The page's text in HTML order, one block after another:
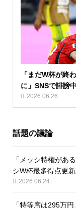
「まだW杯が終
に」SNSで誹謗
2026.06.26
話題の議論
「メッシ特権があ
シW杯最多得点更新
2026.06.24
「特等席は295万